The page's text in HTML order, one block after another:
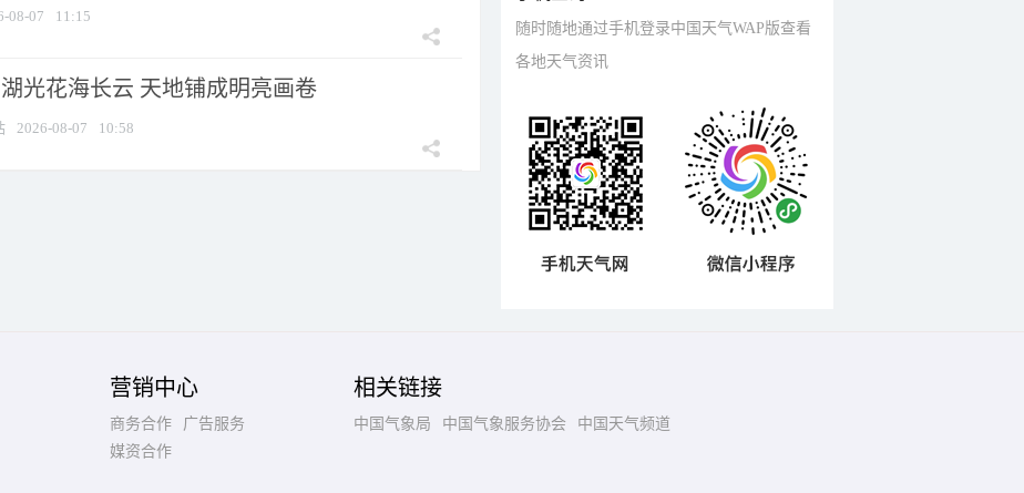
08-07 11:15
光花海长云 天地铺成明亮画卷
2026-08-07 10:58
随时随地通过手机登录中国天气WAP版查看
各地天气资讯
营销中心
商务合作
广告服务
媒资合作
相关链接
中国气象局 中国气象服务协会 中国天气频道